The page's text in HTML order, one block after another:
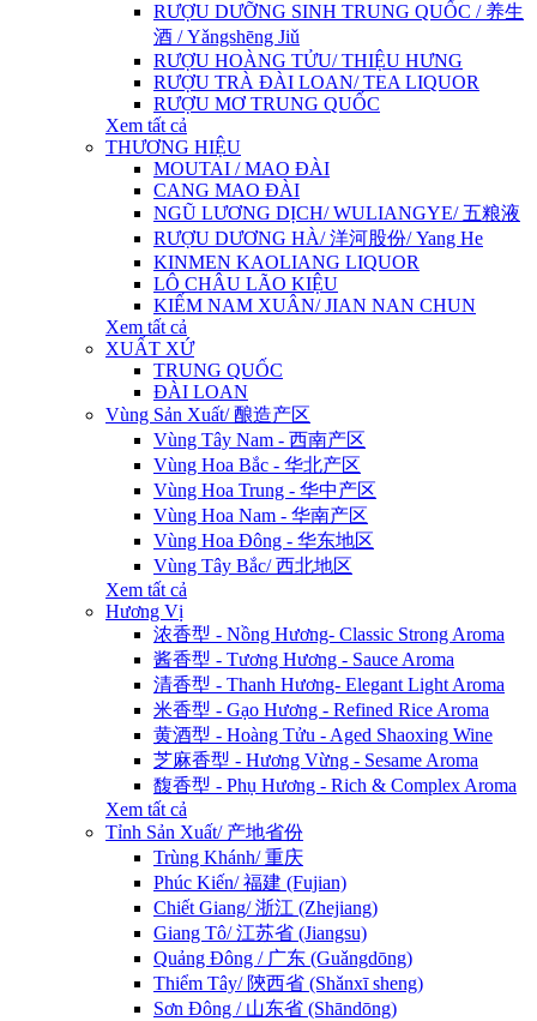
RƯỢU DƯỠNG SINH TRUNG QUỐC / 养生
酒 / Yǎngshēng Jiǔ
RƯỢU HOÀNG TỬU/ THIỆU HƯNG
RƯỢU TRÀ ĐÀI LOAN/ TEA LIQUOR
RƯỢU MƠ TRUNG QUỐC
Xem tất cả
THƯƠNG HIỆU
MOUTAI / MAO ĐÀI
CANG MAO ĐÀI
NGŨ LƯƠNG DỊCH/ WULIANGYE/ 五粮液
RƯỢU DƯƠNG HÀ/ 洋河股份/ Yang He
KINMEN KAOLIANG LIQUOR
LÔ CHÂU LÃO KIỆU
KIẾM NAM XUÂN/ JIAN NAN CHUN
Xem tất cả
XUẤT XỨ
TRUNG QUỐC
ĐÀI LOAN
Vùng Sản Xuất/ 酿造产区
Vùng Tây Nam - 西南产区
Vùng Hoa Bắc - 华北产区
Vùng Hoa Trung - 华中产区
Vùng Hoa Nam - 华南产区
Vùng Hoa Đông - 华东地区
Vùng Tây Bắc/ 西北地区
Xem tất cả
Hương Vị
浓香型 - Nồng Hương- Classic Strong Aroma
酱香型 - Tương Hương - Sauce Aroma
清香型 - Thanh Hương- Elegant Light Aroma
米香型 - Gạo Hương - Refined Rice Aroma
黄酒型 - Hoàng Tửu - Aged Shaoxing Wine
芝麻香型 - Hương Vừng - Sesame Aroma
馥香型 - Phụ Hương - Rich & Complex Aroma
Xem tất cả
Tỉnh Sản Xuất/ 产地省份
Trùng Khánh/ 重庆
Phúc Kiến/ 福建 (Fujian)
Chiết Giang/ 浙江 (Zhejiang)
Giang Tô/ 江苏省 (Jiangsu)
Quảng Đông / 广东 (Guǎngdōng)
Thiểm Tây/ 陝西省 (Shǎnxī sheng)
Sơn Đông / 山东省 (Shāndōng)